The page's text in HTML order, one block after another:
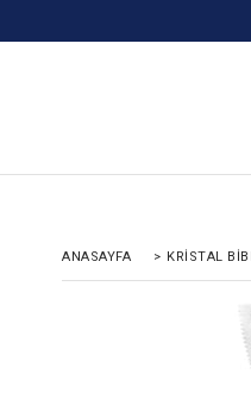
KARGO
ANASAYFA > KRISTAL